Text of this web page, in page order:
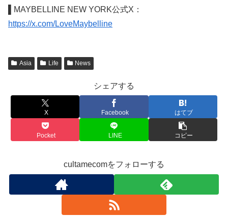
▌MAYBELLINE NEW YORK公式X：
https://x.com/LoveMaybelline
Asia Life News
シェアする
X Facebook はてブ
Pocket LINE コピー
cultamecomをフォローする